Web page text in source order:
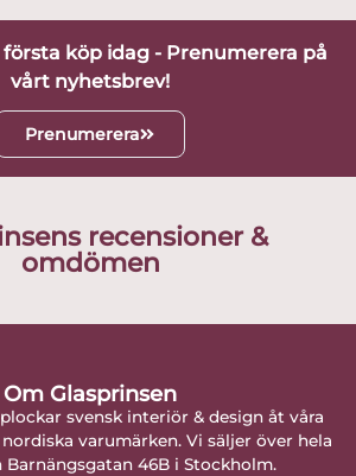
köp idag - Prenumerera på
vårt nyhetsbrev!
Prenumerera
recensioner &
omdömen
Om Glasprinsen
svensk interiör & design åt våra
varumärken. Vi säljer över hela
Barnängsgatan 46B i Stockholm.